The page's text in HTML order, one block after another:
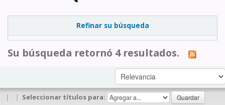
Refinar su búsqueda
Su búsqueda retornó 4 resultados.
| | Seleccionar títulos para: